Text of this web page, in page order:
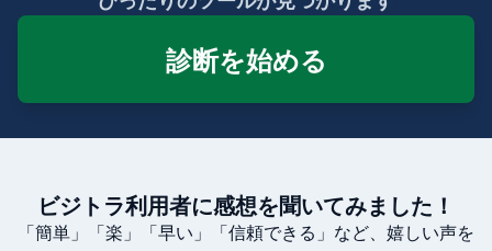
診断を始める
ビジトラ利用者に感想を聞いてみました！
「簡単」「楽」「早い」「信頼できる」など、嬉しい声を